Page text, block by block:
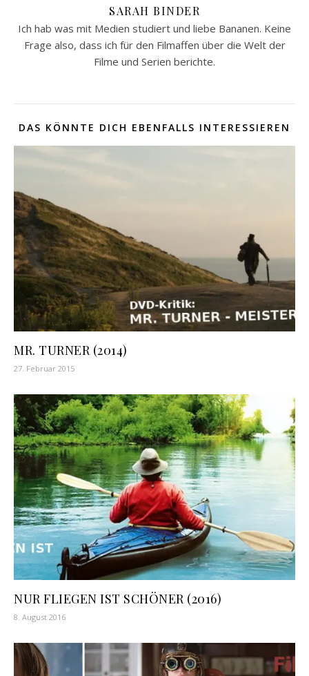
SARAH BINDER
Ich hab was mit Medien studiert und liebe Bananen. Keine
Frage also, dass ich für den Filmaffen über die Welt der
Filme und Serien berichte.
DAS KÖNNTE DICH EBENFALLS INTERESSIEREN
MR. TURNER (2014)
27. Februar 2015
NUR FLIEGEN IST SCHÖNER (2016)
8. August 2016